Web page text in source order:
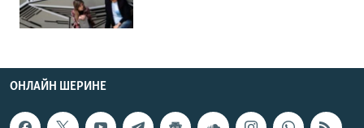
ОНЛАЙН ШЕРИНЕ